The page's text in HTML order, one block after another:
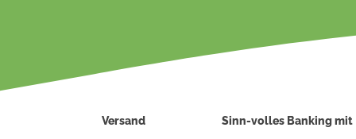
Versand Sinn-volles Banking mit